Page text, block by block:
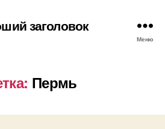
заголовок
Меню
Пермь